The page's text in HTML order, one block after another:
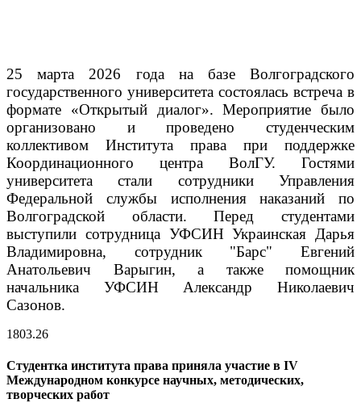
25 марта 2026 года на базе Волгоградского
государственного университета состоялась встреча в
формате «Открытый диалог». Мероприятие было
организовано и проведено студенческим
коллективом Института права при поддержке
Координационного центра ВолГУ. Гостями
университета стали сотрудники Управления
Федеральной службы исполнения наказаний по
Волгоградской области. Перед студентами
выступили сотрудница УФСИН Украинская Дарья
Владимировна, сотрудник "Барс" Евгений
Анатольевич Варыгин, а также помощник
начальника УФСИН Александр Николаевич
Сазонов.
1803.26
Студентка института права приняла участие в IV
Международном конкурсе научных, методических,
творческих работ